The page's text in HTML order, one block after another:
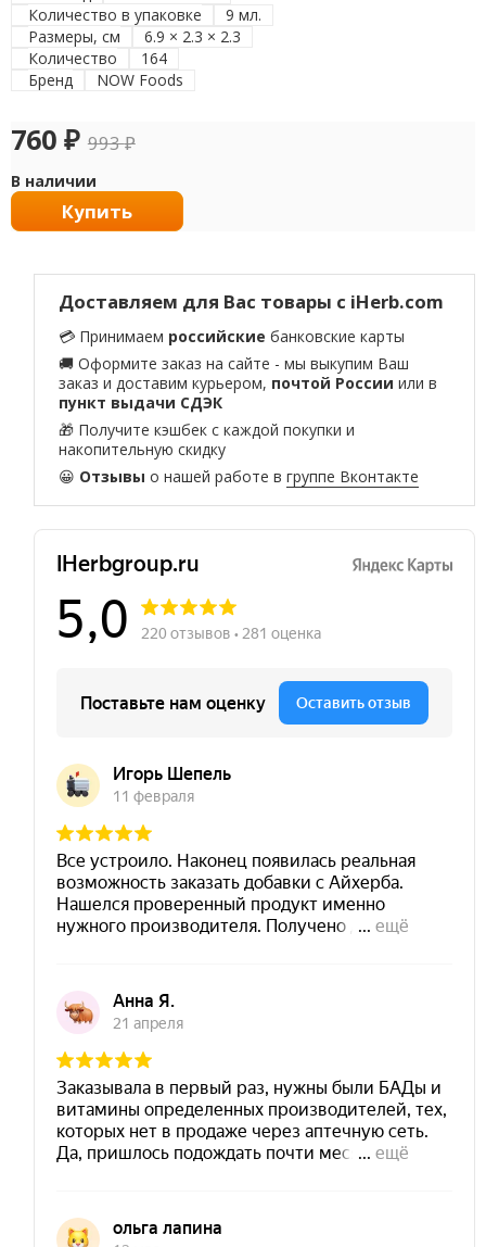
Количество в упаковке
9 мл.
Размеры, см
6.9 × 2.3 × 2.3
Количество
164
Бренд
NOW Foods
760 ₽ 993₽
В наличии
Купить
Доставляем для Вас товары с iHerb.com
💳 Принимаем российские банковские карты
🚚 Оформите заказ на сайте - мы выкупим Ваш
заказ и доставим курьером, почтой России или в
пункт выдачи СДЭК
🎁 Получите кэшбек с каждой покупки и
накопительную скидку
😀 Отзывы о нашей работе вгруппе Вконтакте